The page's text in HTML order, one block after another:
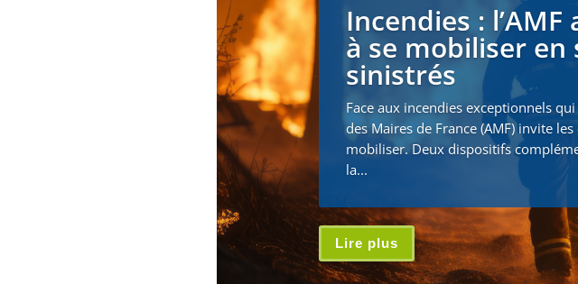
Incendies :
à se mobiliser
sinistrés
Face aux incendies exceptionnels
des Maires de France (AMF) invite
mobiliser. Deux dispositifs
la...
Lire plus